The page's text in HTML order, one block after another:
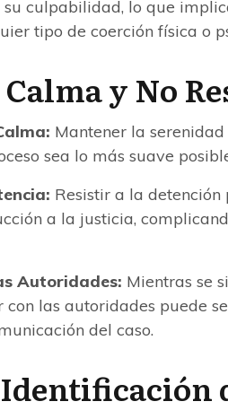
su culpabilidad, lo que
tipo de coerción física o
y No
Mantener la
sea lo más suave
Resistir a la
a la justicia,
Autoridades: Mientras se
con las autoridades puede
del caso.